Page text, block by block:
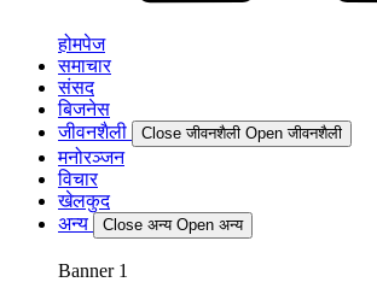
होमपेज
समाचार
संसद
बिजनेस
जीवनशैली
Close जीवनशैली Open जीवनशैली
मनोरञ्जन
विचार
खेलकुद
अन्य
Close अन्य Open अन्य
Banner 1